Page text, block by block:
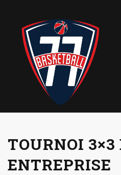
TOURNOI 3×3
ENTREPRISE